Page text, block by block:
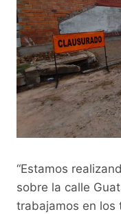
“Estamos
sobre la calle
trabajamos en los